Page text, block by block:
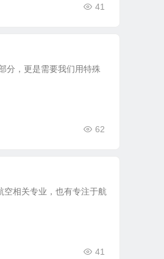
41
分，更是需要我们用特殊
62
空相关专业，也有专注于航
41